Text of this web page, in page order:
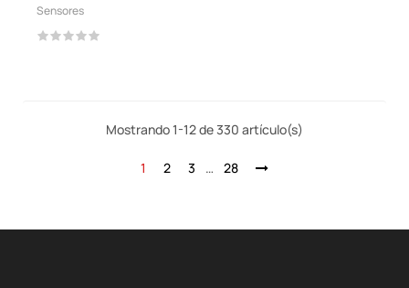
Sensores
Mostrando 1-12 de 330 artículo(s)
1 2 3 … 28